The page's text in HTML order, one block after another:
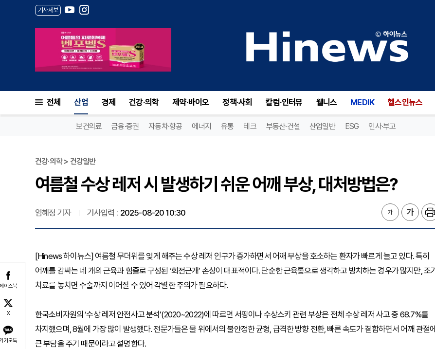
기사제보
전체 산업 경제 건강·의학 제약·바이오 정책·사회 칼럼·인터뷰 웰니스 MEDIK 헬스인뉴스
보건의료 금융·증권 자동차·항공 에너지 유통 테크 부동산·건설 산업일반 ESG 인사·부고
이스북
X
카오톡
건강·의학 > 건강일반
여름철 수상 레저 시 발생하기 쉬운 어깨 부상, 대처방법은?
임혜정 기자 기사입력 : 2025-08-20 10:30
[Hinews 하이뉴스] 여름철 무더위를 잊게 해주는 수상 레저 인구가 증가하면서 어깨 부상을 호소하는 환자가 빠르게 늘고 있다. 특히
어깨를 감싸는 네 개의 근육과 힘줄로 구성된 ‘회전근개’ 손상이 대표적이다. 단순한 근육통으로 생각하고 방치하는 경우가 많지만, 조기
치료를 놓치면 수술까지 이어질 수 있어 각별한 주의가 필요하다.
한국소비자원의 ‘수상 레저 안전사고 분석’(2020~2022)에 따르면 서핑이나 수상스키 관련 부상은 전체 수상 레저 사고 중 68.7%를
차지했으며, 8월에 가장 많이 발생했다. 전문가들은 물 위에서의 불안정한 균형, 급격한 방향 전환, 빠른 속도가 결합하면서 어깨 관절에
큰 부담을 주기 때문이라고 설명한다.